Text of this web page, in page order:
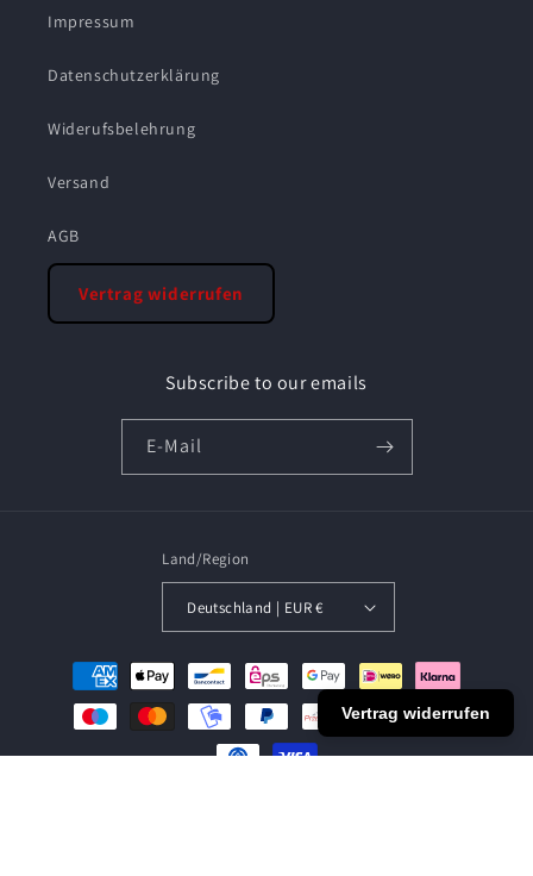
Impressum
Datenschutzerklärung
Widerufsbelehrung
Versand
AGB
Vertrag widerrufen
Subscribe to our emails
E-Mail
Land/Region
Deutschland | EUR €
Zahlungsmethoden
Vertrag widerrufen